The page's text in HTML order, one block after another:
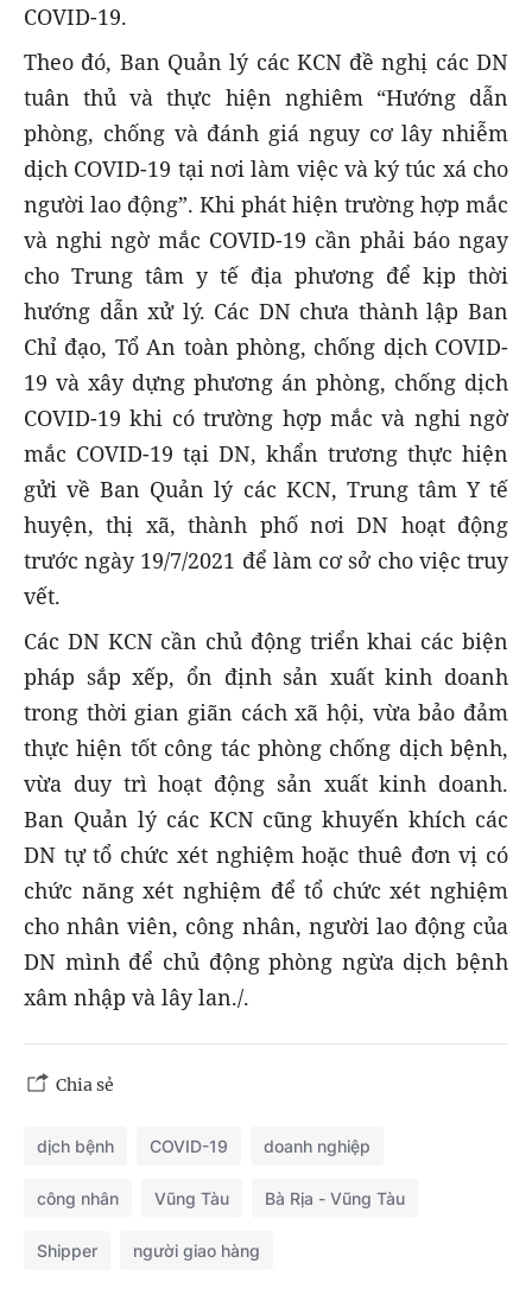
COVID-19.
Theo đó, Ban Quản lý các KCN đề nghị các DN
tuân thủ và thực hiện nghiêm “Hướng dẫn
phòng, chống và đánh giá nguy cơ lây nhiễm
dịch COVID-19 tại nơi làm việc và ký túc xá cho
người lao động”. Khi phát hiện trường hợp mắc
và nghi ngờ mắc COVID-19 cần phải báo ngay
cho Trung tâm y tế địa phương để kịp thời
hướng dẫn xử lý. Các DN chưa thành lập Ban
Chỉ đạo, Tổ An toàn phòng, chống dịch COVID-
19 và xây dựng phương án phòng, chống dịch
COVID-19 khi có trường hợp mắc và nghi ngờ
mắc COVID-19 tại DN, khẩn trương thực hiện
gửi về Ban Quản lý các KCN, Trung tâm Y tế
huyện, thị xã, thành phố nơi DN hoạt động
trước ngày 19/7/2021 để làm cơ sở cho việc truy
vết.
Các DN KCN cần chủ động triển khai các biện
pháp sắp xếp, ổn định sản xuất kinh doanh
trong thời gian giãn cách xã hội, vừa bảo đảm
thực hiện tốt công tác phòng chống dịch bệnh,
vừa duy trì hoạt động sản xuất kinh doanh.
Ban Quản lý các KCN cũng khuyến khích các
DN tự tổ chức xét nghiệm hoặc thuê đơn vị có
chức năng xét nghiệm để tổ chức xét nghiệm
cho nhân viên, công nhân, người lao động của
DN mình để chủ động phòng ngừa dịch bệnh
xâm nhập và lây lan./.
Chia sẻ
dịch bệnh COVID-19 doanh nghiệp
công nhân Vũng Tàu Bà Rịa - Vũng Tàu
Shipper người giao hàng